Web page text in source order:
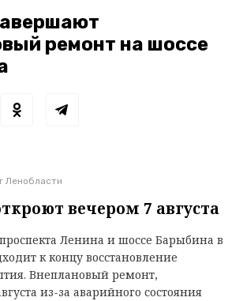
ремонт на шоссе
Ленобласти
вечером 7 августа
Ленина и шоссе Барыбина в
к концу восстановление
Внеплановый ремонт,
из-за аварийного состояния